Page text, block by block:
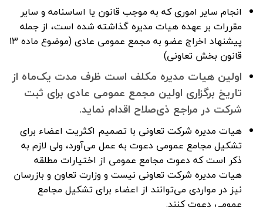
انجام سایر اموری که به موجب قانون یا اساسنامه و سایر
مقررات بر عهده هیات مدیره گذاشته شده است، از جمله
پیشنهاد اخراج عضو به مجمع عمومی عادی (موضوع ماده ۱۳
قانون بخش تعاونی)
اولین هیات مدیره مکلف است ظرف مدت یک‌ماه از
تاریخ برگزاری اولین مجمع عمومی عادی برای ثبت
شرکت در مراجع ذی‌صلاح اقدام نماید.
هیات مدیره شرکت تعاونی با تصمیم اکثریت اعضاء برای
تشکیل مجامع عمومی دعوت به عمل می‌آورد، ولی لازم به
ذکر است که دعوت مجامع عمومی از اختیارات مطلقه
هیات مدیره شرکت تعاونی نیست و وزارت تعاون و بازرسان
نیز در مواردی می‌توانند از اعضاء برای تشکیل مجامع